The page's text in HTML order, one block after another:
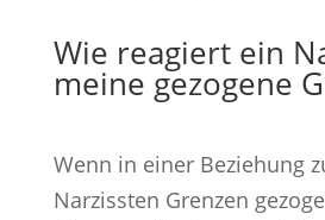
Wie reagiert ein
meine gezogene
Wenn in einer Beziehung
Narzissten Grenzen